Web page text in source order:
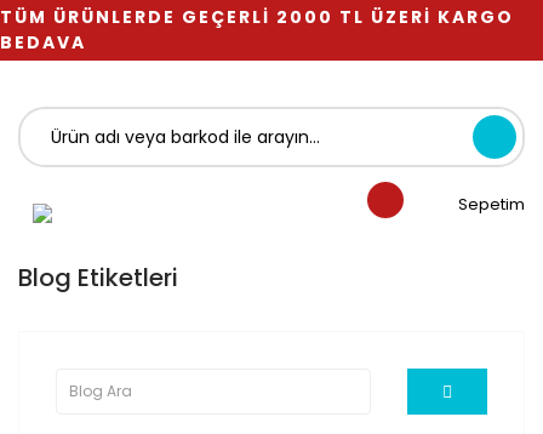
TÜM ÜRÜNLERDE GEÇERLİ 2000 TL ÜZERİ KARGO
BEDAVA
Sepetim
Blog Etiketleri